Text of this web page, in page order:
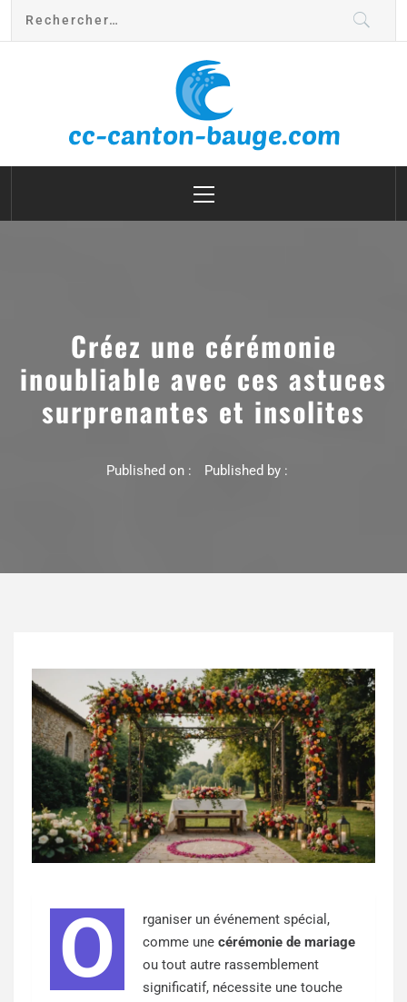
cc canton bauge
Créez une cérémonie
inoubliable avec ces astuces
surprenantes et insolites
Published on : Published by :
O
rganiser un événement spécial,
comme une cérémonie de mariage
ou tout autre rassemblement
significatif, nécessite une touche